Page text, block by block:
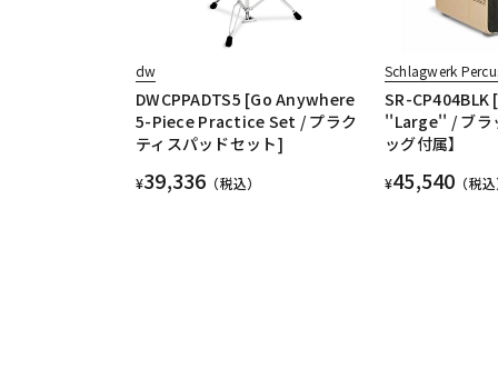
dw
DWCPPADTS5 [Go Anywhere
5-Piece Practice Set / プラク
ティスパッドセット]
¥39,336 （税込）
Schlagwerk
SR-CP404BLK
''Large'' / ブラ
ッグ付属】
¥45,540 （税込